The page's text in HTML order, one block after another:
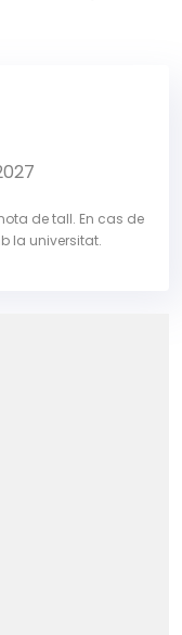
de tall. En cas de
la universitat.